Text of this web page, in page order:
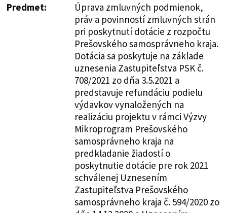
Predmet:
Úprava zmluvných podmienok,
práv a povinností zmluvných strán
pri poskytnutí dotácie z rozpočtu
Prešovského samosprávneho kraja.
Dotácia sa poskytuje na základe
uznesenia Zastupiteľstva PSK č.
708/2021 zo dňa 3.5.2021 a
predstavuje refundáciu podielu
výdavkov vynaložených na
realizáciu projektu v rámci Výzvy
Mikroprogram Prešovského
samosprávneho kraja na
predkladanie žiadostí o
poskytnutie dotácie pre rok 2021
schválenej Uznesením
Zastupiteľstva Prešovského
samosprávneho kraja č. 594/2020 zo